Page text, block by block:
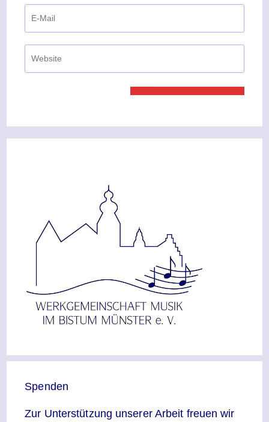
Spenden
Zur Unterstützung unserer Arbeit freuen wir